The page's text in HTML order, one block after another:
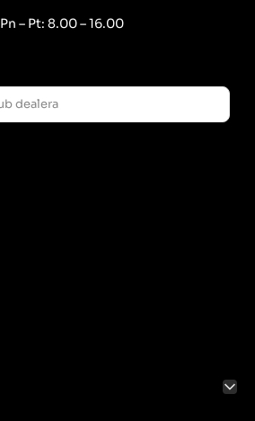
Pn – Pt: 8.00 – 16.00